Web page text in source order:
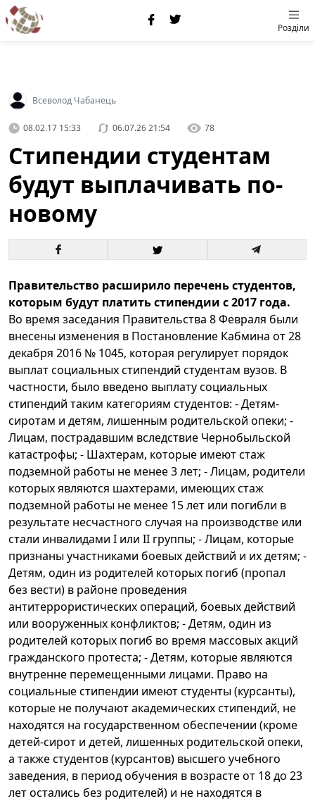
Розділи
Всеволод Чабанець
08.02.17 15:33 06.07.26 21:54 78
Стипендии студентам
будут выплачивать по-
новому
Правительство расширило перечень студентов,
которым будут платить стипендии с 2017 года.
Во время заседания Правительства 8 Февраля были
внесены изменения в Постановление Кабмина от 28
декабря 2016 № 1045, которая регулирует порядок
выплат социальных стипендий студентам вузов. В
частности, было введено выплату социальных
стипендий таким категориям студентов: - Детям-
сиротам и детям, лишенным родительской опеки; -
Лицам, пострадавшим вследствие Чернобыльской
катастрофы; - Шахтерам, которые имеют стаж
подземной работы не менее 3 лет; - Лицам, родители
которых являются шахтерами, имеющих стаж
подземной работы не менее 15 лет или погибли в
результате несчастного случая на производстве или
стали инвалидами I или II группы; - Лицам, которые
признаны участниками боевых действий и их детям; -
Детям, один из родителей которых погиб (пропал
без вести) в районе проведения
антитеррористических операций, боевых действий
или вооруженных конфликтов; - Детям, один из
родителей которых погиб во время массовых акций
гражданского протеста; - Детям, которые являются
внутренне перемещенными лицами. Право на
социальные стипендии имеют студенты (курсанты),
которые не получают академических стипендий, не
находятся на государственном обеспечении (кроме
детей-сирот и детей, лишенных родительской опеки,
а также студентов (курсантов) высшего учебного
заведения, в период обучения в возрасте от 18 до 23
лет остались без родителей) и не находятся в